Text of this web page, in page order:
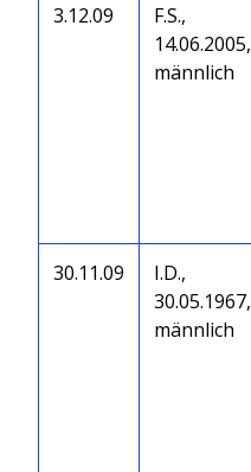
3.12.09
F.S.,
14.06.2005,
männlich
30.11.09
I.D.,
30.05.1967,
männlich